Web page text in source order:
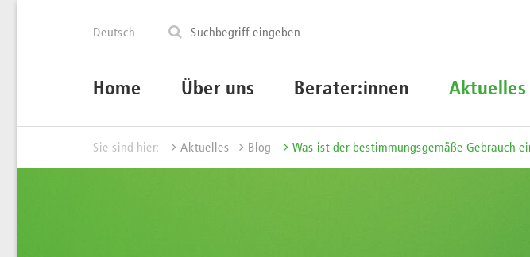
Deutsch
Home Über uns Berater:innen Aktuelles
Sie sind hier: Aktuelles Blog Was ist der bestimmungsgemäße Gebrauch